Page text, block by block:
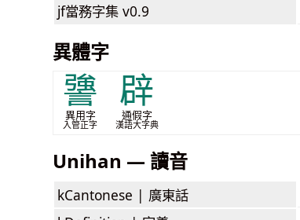
jf當務字集 v0.9
異體字
謽
異用字
入管正字
辟
通假字
漢語大字典
Unihan — 讀音
kCantonese | 廣東話